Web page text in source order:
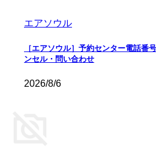
エアソウル
［エアソウル］予約センター電話番
ンセル・問い合わせ
2026/8/6